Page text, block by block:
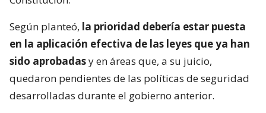
Según planteó, la prioridad debería estar puesta
en la aplicación efectiva de las leyes que ya han
sido aprobadasy en áreas que, a su juicio,
quedaron pendientes de las políticas de seguridad
desarrolladas durante el gobierno anterior.